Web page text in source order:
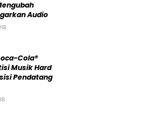
Audio
Cola®
Musik Hard
Pendatang